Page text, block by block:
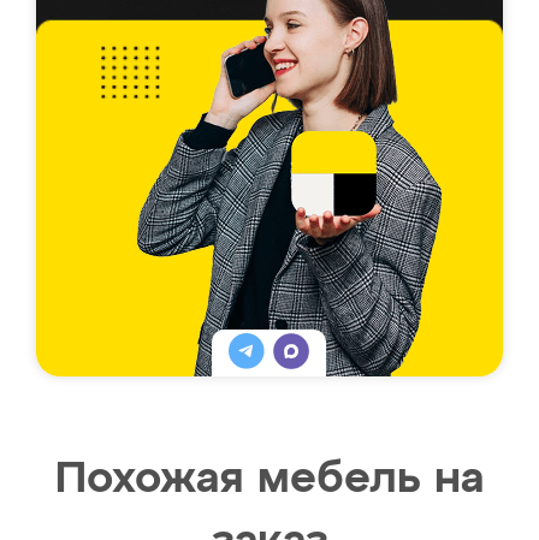
Похожая мебель на